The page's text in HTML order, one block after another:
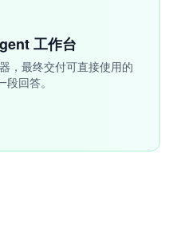
工作台
，最终交付可直接使用的
回答。